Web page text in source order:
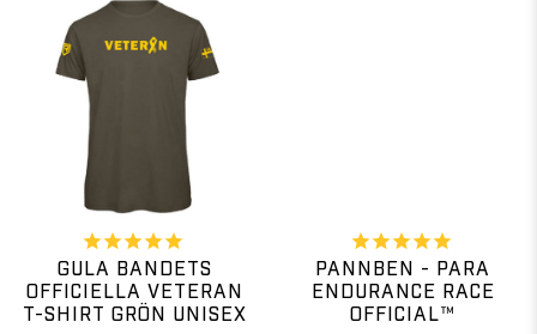
GULA BANDETS
OFFICIELLA VETERAN
T-SHIRT GRÖN UNISEX
PANNBEN - PARA
ENDURANCE RACE
OFFICIAL™